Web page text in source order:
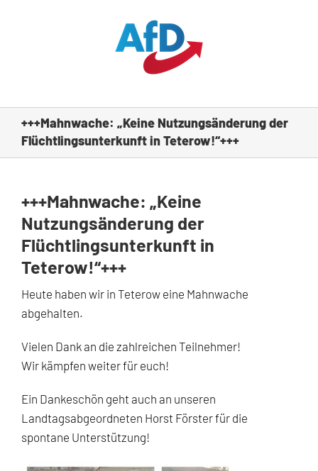
+++Mahnwache: „Keine Nutzungsänderung der
Flüchtlingsunterkunft in Teterow!“+++
+++Mahnwache: „Keine
Nutzungsänderung der
Flüchtlingsunterkunft in
Teterow!“+++
Heute haben wir in Teterow eine Mahnwache
abgehalten.
Vielen Dank an die zahlreichen Teilnehmer!
Wir kämpfen weiter für euch!
Ein Dankeschön geht auch an unseren
Landtagsabgeordneten Horst Förster für die
spontane Unterstützung!